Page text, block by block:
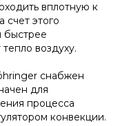
вплотную к
счет этого
быстрее
воздуху.
снабжен
для
процесса
конвекции.